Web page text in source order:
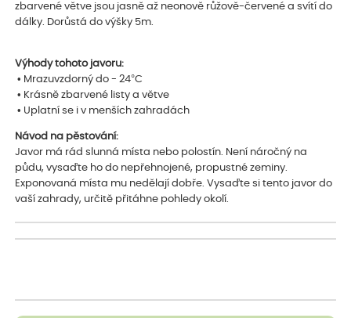
zbarvené větve jsou jasně až neonově růžově-červené a svítí do
dálky. Dorůstá do výšky 5m.
Výhody tohoto javoru:
• Mrazuvzdorný do - 24°C
• Krásně zbarvené listy a větve
• Uplatní se i v menších zahradách
Návod na pěstování:
Javor má rád slunná místa nebo polostín. Není náročný na
půdu, vysaďte ho do nepřehnojené, propustné zeminy.
Exponovaná místa mu nedělají dobře. Vysaďte si tento javor do
vaší zahrady, určitě přitáhne pohledy okolí.